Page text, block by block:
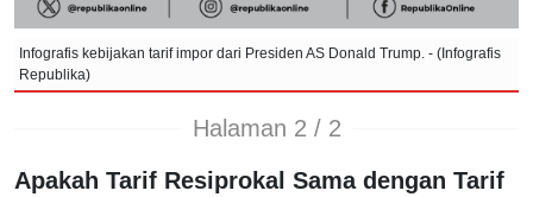
Infografis kebijakan tarif impor dari Presiden AS Donald Trump. - (Infografis
Republika)
Halaman 2 / 2
Apakah Tarif Resiprokal Sama dengan Tarif